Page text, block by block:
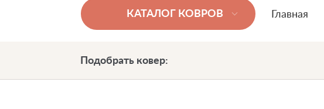
КАТАЛОГ КОВРОВ Главная
Подобрать ковер: